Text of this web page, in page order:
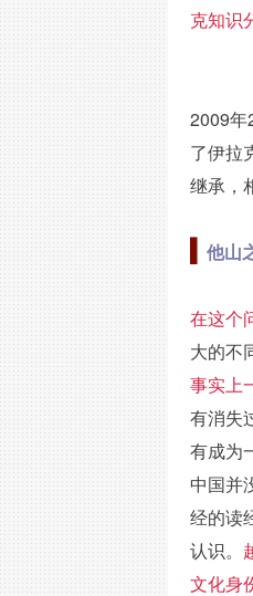
克知识
2009年
了伊拉
继承，
他山
在这个
大的不
事实上
有消失
有成为
中国并
经的读
认识。
文化身